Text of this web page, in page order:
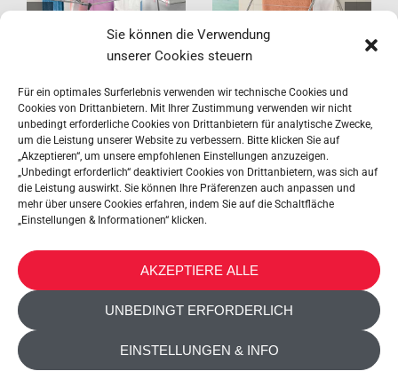
Sie können die Verwendung
unserer Cookies steuern
Für ein optimales Surferlebnis verwenden wir technische Cookies und
Cookies von Drittanbietern. Mit Ihrer Zustimmung verwenden wir nicht
unbedingt erforderliche Cookies von Drittanbietern für analytische Zwecke,
um die Leistung unserer Website zu verbessern. Bitte klicken Sie auf
„Akzeptieren“, um unsere empfohlenen Einstellungen anzuzeigen.
„Unbedingt erforderlich“ deaktiviert Cookies von Drittanbietern, was sich auf
die Leistung auswirkt. Sie können Ihre Präferenzen auch anpassen und
mehr über unsere Cookies erfahren, indem Sie auf die Schaltfläche
„Einstellungen & Informationen“ klicken.
AKZEPTIERE ALLE
UNBEDINGT ERFORDERLICH
EINSTELLUNGEN & INFO
Hydra Nevis
METALTEX SA © 2023 Powered by Ticyweb
DATENSCHUTZHINWEISE